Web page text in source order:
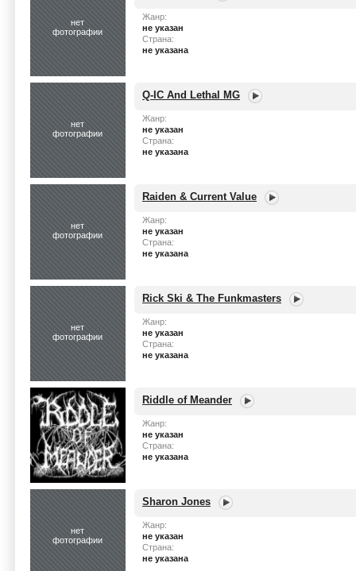
нет
фотографии
Жанр:
не указан
Страна:
не указана
нет
фотографии
Q-IC And Lethal MG
Жанр:
не указан
Страна:
не указана
нет
фотографии
Raiden & Current Value
Жанр:
не указан
Страна:
не указана
нет
фотографии
Rick Ski & The Funkmasters
Жанр:
не указан
Страна:
не указана
Riddle of Meander
Жанр:
не указан
Страна:
не указана
нет
фотографии
Sharon Jones
Жанр:
не указан
Страна:
не указана